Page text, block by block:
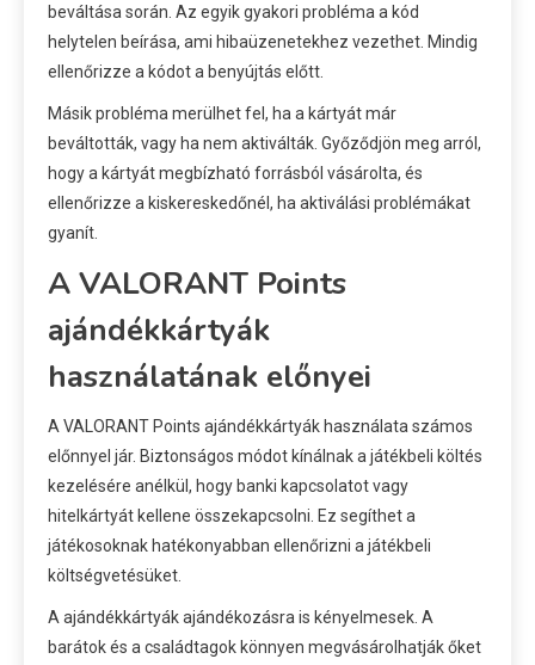
beváltása során. Az egyik gyakori probléma a kód
helytelen beírása, ami hibaüzenetekhez vezethet. Mindig
ellenőrizze a kódot a benyújtás előtt.
Másik probléma merülhet fel, ha a kártyát már
beváltották, vagy ha nem aktiválták. Győződjön meg arról,
hogy a kártyát megbízható forrásból vásárolta, és
ellenőrizze a kiskereskedőnél, ha aktiválási problémákat
gyanít.
A VALORANT Points
ajándékkártyák
használatának előnyei
A VALORANT Points ajándékkártyák használata számos
előnnyel jár. Biztonságos módot kínálnak a játékbeli költés
kezelésére anélkül, hogy banki kapcsolatot vagy
hitelkártyát kellene összekapcsolni. Ez segíthet a
játékosoknak hatékonyabban ellenőrizni a játékbeli
költségvetésüket.
A ajándékkártyák ajándékozásra is kényelmesek. A
barátok és a családtagok könnyen megvásárolhatják őket